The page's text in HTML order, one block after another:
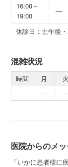
16:00～
19:00
―
休診日：土午後
混雑状況
時間 月 火
―
医院からのメ
「いかに患者様に